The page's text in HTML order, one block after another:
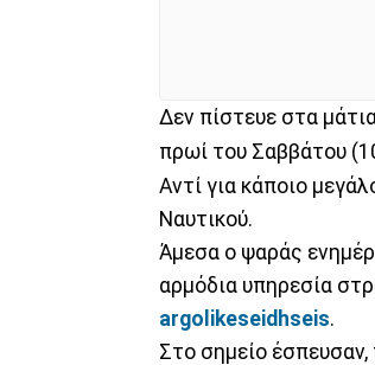
Δεν πίστευε στα
πρωί του Σαββάτου
Αντί για κάποιο
Ναυτικού.
Άμεσα ο ψαράς
αρμόδια υπηρεσία
argolikeseidhseis.
Στο σημείο